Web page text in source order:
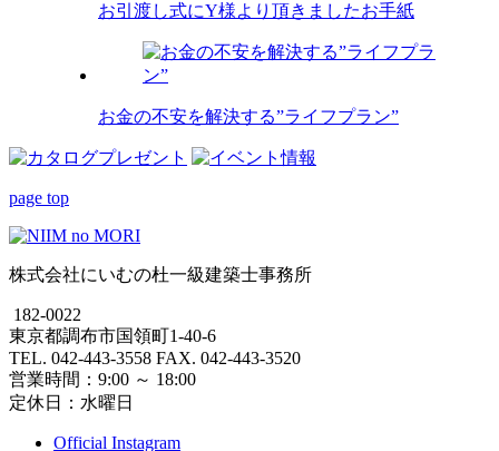
お引渡し式にY様より頂きましたお手紙
お金の不安を解決する”ライフプラン”
page top
株式会社にいむの杜一級建築士事務所
182-0022
東京都調布市国領町1-40-6
TEL. 042-443-3558 FAX. 042-443-3520
営業時間：9:00 ～ 18:00
定休日：水曜日
Official Instagram